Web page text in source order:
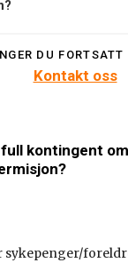
kontingent
sykepenger/
DU
Kontakt oss